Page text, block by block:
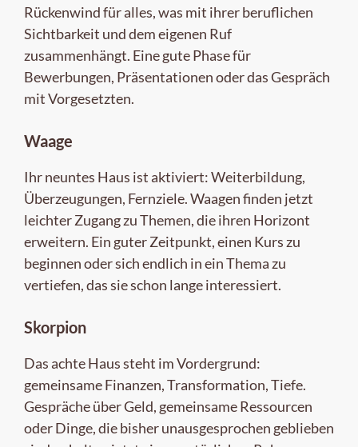
Rückenwind für alles, was mit ihrer beruflichen
Sichtbarkeit und dem eigenen Ruf
zusammenhängt. Eine gute Phase für
Bewerbungen, Präsentationen oder das Gespräch
mit Vorgesetzten.
Waage
Ihr neuntes Haus ist aktiviert: Weiterbildung,
Überzeugungen, Fernziele. Waagen finden jetzt
leichter Zugang zu Themen, die ihren Horizont
erweitern. Ein guter Zeitpunkt, einen Kurs zu
beginnen oder sich endlich in ein Thema zu
vertiefen, das sie schon lange interessiert.
Skorpion
Das achte Haus steht im Vordergrund:
gemeinsame Finanzen, Transformation, Tiefe.
Gespräche über Geld, gemeinsame Ressourcen
oder Dinge, die bisher unausgesprochen geblieben